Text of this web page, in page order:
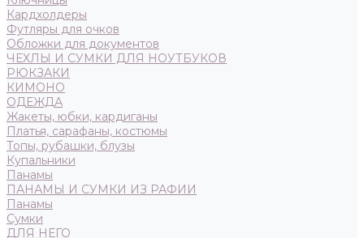
Кардхолдеры
Футляры для очков
Обложки для документов
ЧЕХЛЫ И СУМКИ ДЛЯ НОУТБУКОВ
РЮКЗАКИ
КИМОНО
ОДЕЖДА
Жакеты, юбки, кардиганы
Платья, сарафаны, костюмы
Топы, рубашки, блузы
Купальники
Панамы
ПАНАМЫ И СУМКИ ИЗ РАФИИ
Панамы
Сумки
ДЛЯ НЕГО